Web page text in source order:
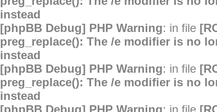
instead
[phpBB Debug] PHP Warning: in file
preg_replace(): The /e modifier is no
instead
[phpBB Debug] PHP Warning: in file
preg_replace(): The /e modifier is no
instead
[phpBB Debug] PHP Warning: in file